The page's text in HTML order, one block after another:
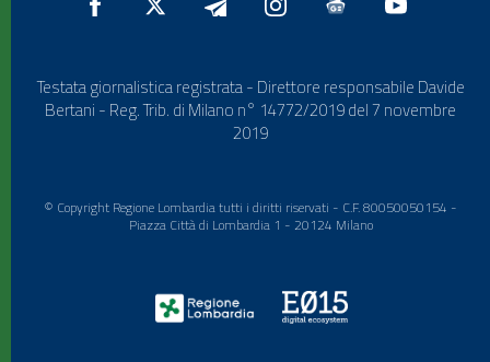
Testata giornalistica registrata - Direttore responsabile Davide
Bertani - Reg. Trib. di Milano n° 14772/2019 del 7 novembre
2019
© Copyright Regione Lombardia tutti i diritti riservati - C.F. 80050050154 -
Piazza Città di Lombardia 1 - 20124 Milano